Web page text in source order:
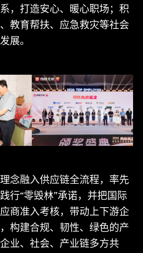
，打造安心、暖心职场；积
教育帮扶、应急救灾等社会
展。
念融入供应链全流程，率先
行“零毁林”承诺，并把国际
商准入考核，带动上下游企
构建合规、韧性、绿色的产
业、社会、产业链多方共